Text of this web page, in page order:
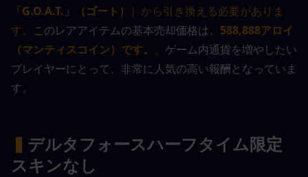
「G.O.A.T.」（ゴート） ）から引き換える必要がありま
す。 このレアアイテムの基本売却価格は、 588,888アロイ
（マンティスコイン）です。 、 ゲーム内通貨を増やしたい
プレイヤーにとって、非常に人気の高い報酬となっていま
す。
▍ デルタフォースハーフタイム限定
スキンなし